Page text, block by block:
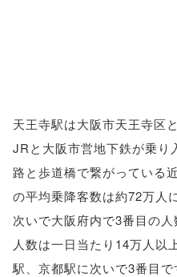
天王寺駅は大阪市天王寺区
JRと大阪市営地下鉄が乗り
路と歩道橋で繋がっている
の平均乗降客数は約72万人
次いで大阪府内で3番目の
人数は一日当たり14万人以
駅、京都駅に次いで3番目で